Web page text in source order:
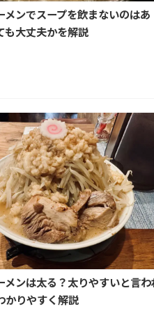
メンでスープを飲まないのはあ
も大丈夫かを解説
メンは太る？太りやすいと言わ
かりやすく解説